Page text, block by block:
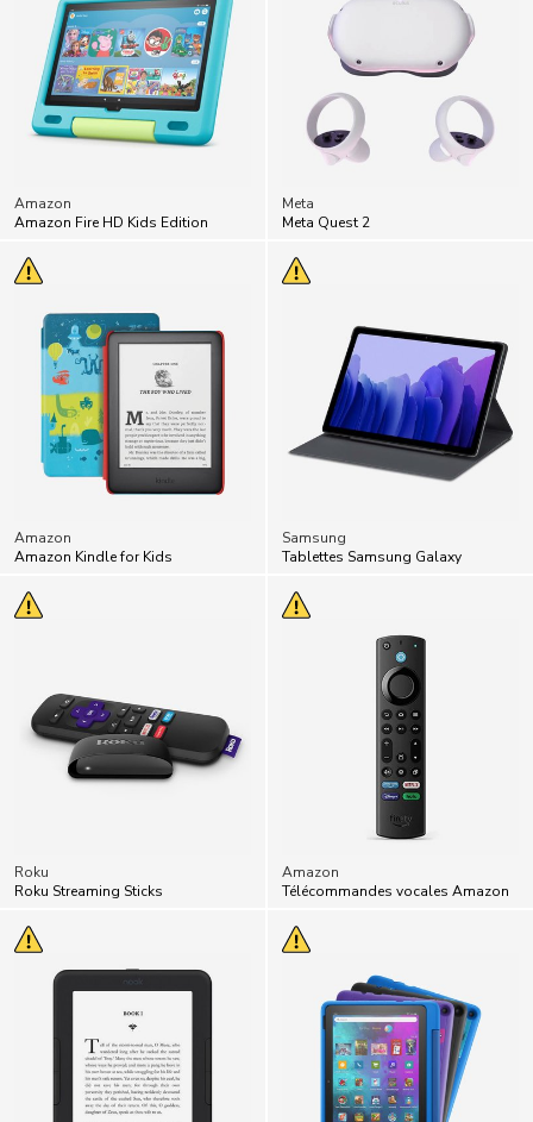
Amazon
Amazon Fire HD Kids Edition
Meta
Meta Quest 2
Amazon
Amazon Kindle for Kids
Samsung
Tablettes Samsung Galaxy
Roku
Roku Streaming Sticks
Amazon
Télécommandes vocales Amazon